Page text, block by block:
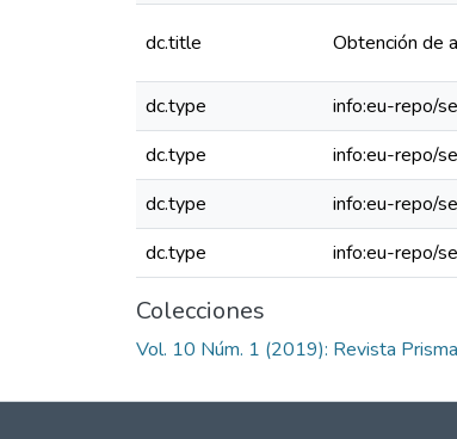
dc.title Obtención de
dc.type
info:eu-repo/
dc.type
info:eu-repo/
dc.type
info:eu-repo/
dc.type
info:eu-repo/
Colecciones
Vol. 10 Núm. 1 (2019): Revista